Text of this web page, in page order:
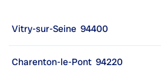
Vitry-sur-Seine 94400
Charenton-le-Pont 94220